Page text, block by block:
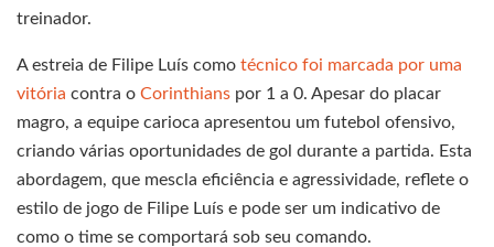
treinador.
A estreia de Filipe Luís como técnico foi marcada por uma
vitória contra o Corinthians por 1 a 0. Apesar do placar
magro, a equipe carioca apresentou um futebol ofensivo,
criando várias oportunidades de gol durante a partida. Esta
abordagem, que mescla eficiência e agressividade, reflete o
estilo de jogo de Filipe Luís e pode ser um indicativo de
como o time se comportará sob seu comando.